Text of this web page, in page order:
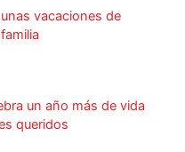
vacaciones de
un año más de vida
queridos